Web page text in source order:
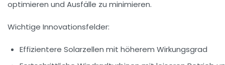
optimieren und Ausfälle zu minimieren.
Wichtige Innovationsfelder:
Effizientere Solarzellen mit höherem Wirkungsgrad